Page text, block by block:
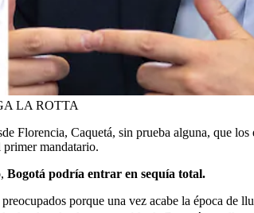
LA ROTTA
Florencia, Caquetá, sin prueba alguna, que
mandatario.
Bogotá podría entrar en sequía total.
porque una vez acabe la época de